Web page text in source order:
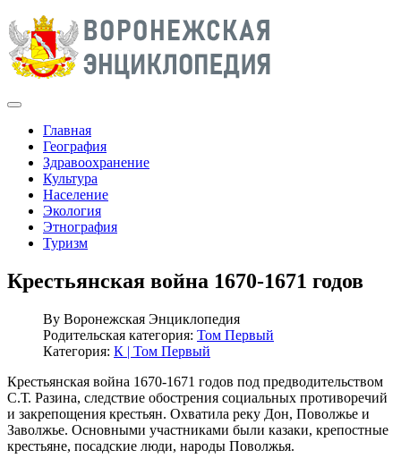
Главная
География
Здравоохранение
Культура
Население
Экология
Этнография
Туризм
Крестьянская война 1670-1671 годов
By Воронежская Энциклопедия
Родительская категория: Том Первый
Категория: К | Том Первый
Крестьянская война 1670-1671 годов под предводительством
С.Т. Разина, следствие обострения социальных противоречий
и закрепощения крестьян. Охватила реку Дон, Поволжье и
Заволжье. Основными участниками были казаки, крепостные
крестьяне, посадские люди, народы Поволжья.